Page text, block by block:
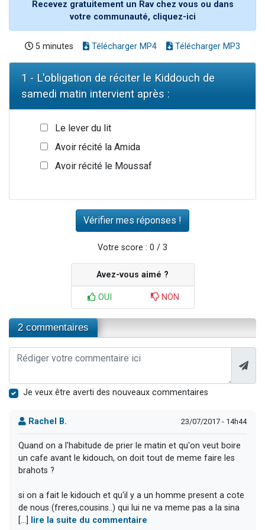
Recevez gratuitement un Rav chez vous ou dans
votre communauté, cliquez-ici
5 minutes Télécharger MP4 Télécharger MP3
1 - L'obligation de réciter le Kiddouch de
samedi matin intervient après :
Le lever du lit
Avoir récité la Amida
Avoir récité le Moussaf
Votre score : 0 / 3
Avez-vous aimé ?
OUI NON
2 commentaires
Je veux être averti des nouveaux commentaires
Rachel B. 23/07/2017 - 14h44
Quand on a l'habitude de prier le matin et qu'on veut boire
un cafe avant le kidouch, on doit tout de meme faire les
brahots ?
si on a fait le kidouch et qu'il y a un homme present a cote
de nous (freres,cousins..) qui lui ne va meme pas a la sina
[...]
lire la suite du commentaire